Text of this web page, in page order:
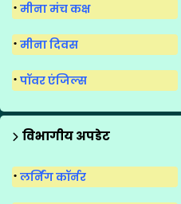
मीना मंच कक्ष
मीना दिवस
पॉवर एंजिल्स
विभागीय अपडेट
लर्निंग कॉर्नर